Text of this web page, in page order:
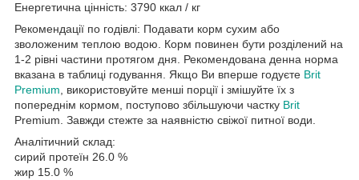
Енергетична цінність: 3790 ккал / кг
Рекомендації по годівлі: Подавати корм сухим або
зволоженим теплою водою. Корм повинен бути розділений на
1-2 рівні частини протягом дня. Рекомендована денна норма
вказана в таблиці годування. Якщо Ви вперше годуєте Brit
Premium, використовуйте менші порції і змішуйте їх з
попереднім кормом, поступово збільшуючи частку Brit
Premium. Завжди стежте за наявністю свіжої питної води.
Аналітичний склад:
сирий протеїн 26.0 %
жир 15.0 %